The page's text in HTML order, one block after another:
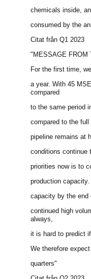
chemicals inside,
consumed by the
Citat från Q1 2023
"MESSAGE FROM
For the first time,
a year. With 45
compared
to the same period
compared to the
pipeline remains at
conditions continue
priorities now is to
production
capacity by the end
continued high
always,
it is hard to predict
We therefore
quarters"